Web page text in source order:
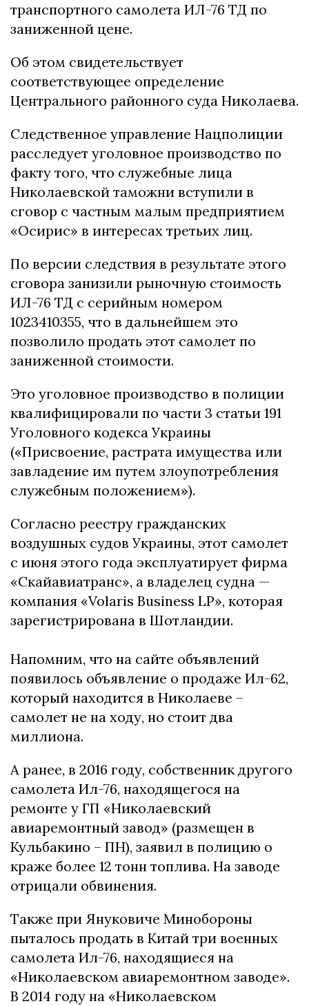
транспортного самолета ИЛ-76 ТД по
заниженной цене.
Об этом свидетельствует
соответствующее определение
Центрального районного суда Николаева.
Следственное управление Нацполиции
расследует уголовное производство по
факту того, что служебные лица
Николаевской таможни вступили в
сговор с частным малым предприятием
«Осирис» в интересах третьих лиц.
По версии следствия в результате этого
сговора занизили рыночную стоимость
ИЛ-76 ТД с серийным номером
1023410355, что в дальнейшем это
позволило продать этот самолет по
заниженной стоимости.
Это уголовное производство в полиции
квалифицировали по части 3 статьи 191
Уголовного кодекса Украины
(«Присвоение, растрата имущества или
завладение им путем злоупотребления
служебным положением»).
Согласно реестру гражданских
воздушных судов Украины, этот самолет
с июня этого года эксплуатирует фирма
«Скайавиатранс», а владелец судна —
компания «Volaris Business LP», которая
зарегистрирована в Шотландии.
Напомним, что на сайте объявлений
появилось объявление о продаже Ил-62,
который находится в Николаеве –
самолет не на ходу, но стоит два
миллиона.
А ранее, в 2016 году, собственник другого
самолета Ил-76, находящегося на
ремонте у ГП «Николаевский
авиаремонтный завод» (размещен в
Кульбакино – ПН), заявил в полицию о
краже более 12 тонн топлива. На заводе
отрицали обвинения.
Также при Януковиче Минобороны
пыталось продать в Китай три военных
самолета Ил-76, находящиеся на
«Николаевском авиаремонтном заводе».
В 2014 году на «Николаевском